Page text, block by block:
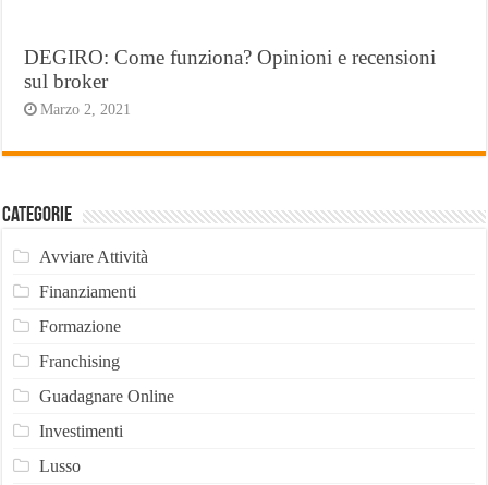
DEGIRO: Come funziona? Opinioni e recensioni
sul broker
Marzo 2, 2021
Categorie
Avviare Attività
Finanziamenti
Formazione
Franchising
Guadagnare Online
Investimenti
Lusso